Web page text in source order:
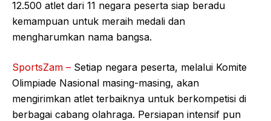
12.500 atlet dari 11 negara peserta siap beradu
kemampuan untuk meraih medali dan
mengharumkan nama bangsa.
SportsZam – Setiap negara peserta, melalui Komite
Olimpiade Nasional masing-masing, akan
mengirimkan atlet terbaiknya untuk berkompetisi di
berbagai cabang olahraga. Persiapan intensif pun